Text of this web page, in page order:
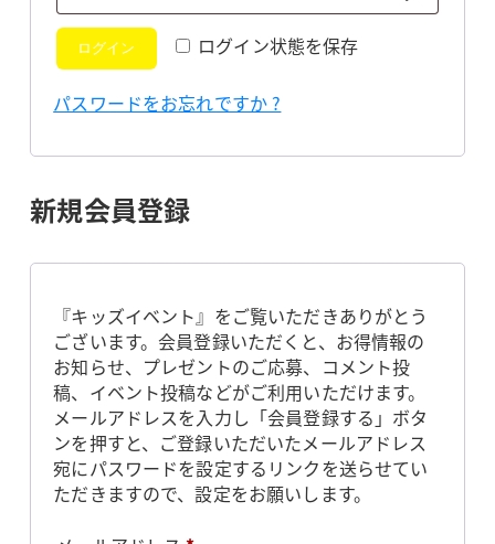
ログイン状態を保存
ログイン
パスワードをお忘れですか ?
新規会員登録
『キッズイベント』をご覧いただきありがとう
ございます。会員登録いただくと、お得情報の
お知らせ、プレゼントのご応募、コメント投
稿、イベント投稿などがご利用いただけます。
メールアドレスを入力し「会員登録する」ボタ
ンを押すと、ご登録いただいたメールアドレス
宛にパスワードを設定するリンクを送らせてい
ただきますので、設定をお願いします。